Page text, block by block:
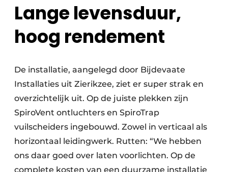
Lange levensduur,
hoog rendement
De installatie, aangelegd door Bijdevaate
Installaties uit Zierikzee, ziet er super strak en
overzichtelijk uit. Op de juiste plekken zijn
SpiroVent ontluchters en SpiroTrap
vuilscheiders ingebouwd. Zowel in verticaal als
horizontaal leidingwerk. Rutten: “We hebben
ons daar goed over laten voorlichten. Op de
complete kosten van een duurzame installatie